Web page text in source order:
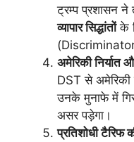
ट्रम्प प्रशासन ने
व्यापार सिद्धांतोंके
अमेरिकी निर्यात
DST से अमेरिकी
उनके मुनाफे में
असर पड़ेगा।
प्रतिशोधी टैरिफ